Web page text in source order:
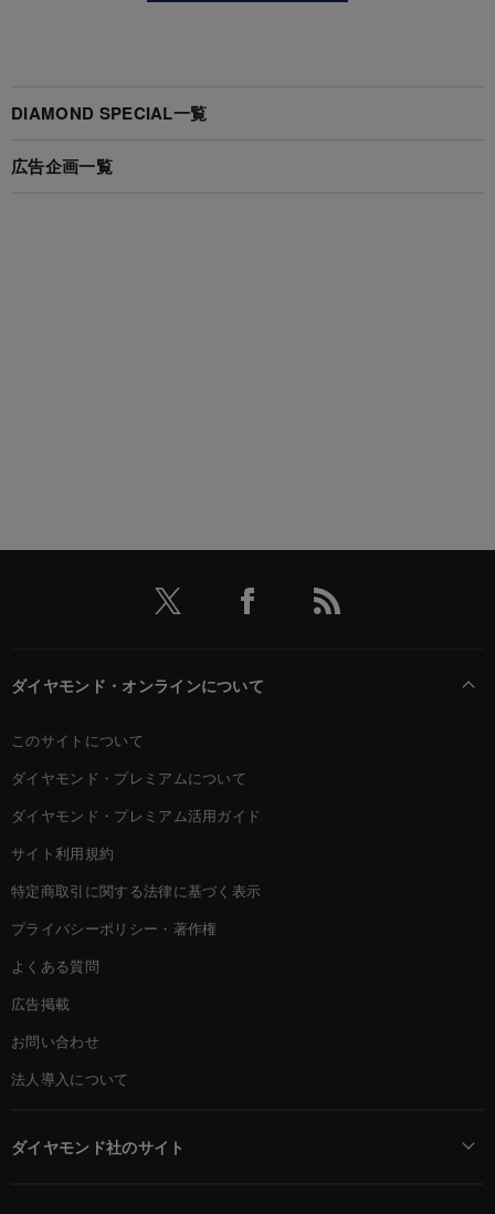
DIAMOND SPECIAL一覧
広告企画一覧
ダイヤモンド・オンラインについて
このサイトについて
ダイヤモンド・プレミアムについて
ダイヤモンド・プレミアム活用ガイド
サイト利用規約
特定商取引に関する法律に基づく表示
プライバシーポリシー・著作権
よくある質問
広告掲載
お問い合わせ
法人導入について
ダイヤモンド社のサイト